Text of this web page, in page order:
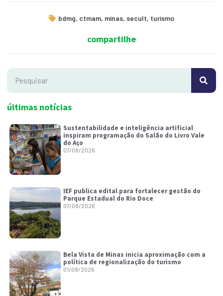
bdmg, ctmam, minas, secult, turismo
compartilhe
últimas notícias
Sustentabilidade e inteligência artificial
inspiram programação do Salão do Livro Vale
do Aço
07/08/2026
IEF publica edital para fortalecer gestão do
Parque Estadual do Rio Doce
07/08/2026
Bela Vista de Minas inicia aproximação com a
política de regionalização do turismo
01/08/2026